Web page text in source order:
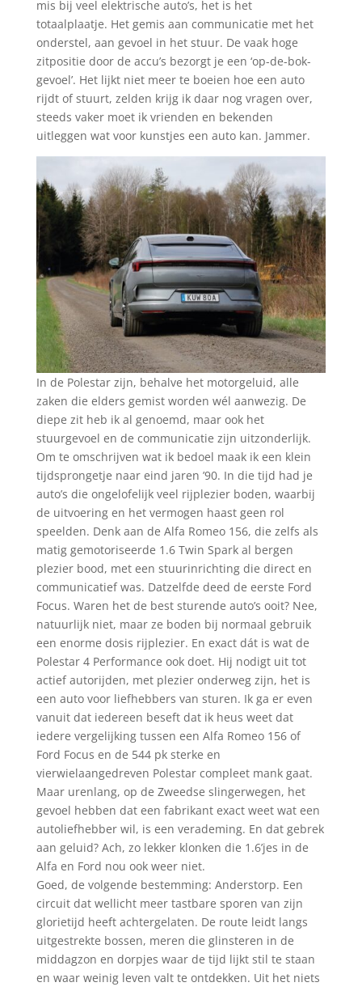
mis bij veel elektrische auto’s, het is het
totaalplaatje. Het gemis aan communicatie met het
onderstel, aan gevoel in het stuur. De vaak hoge
zitpositie door de accu’s bezorgt je een ‘op-de-bok-
gevoel’. Het lijkt niet meer te boeien hoe een auto
rijdt of stuurt, zelden krijg ik daar nog vragen over,
steeds vaker moet ik vrienden en bekenden
uitleggen wat voor kunstjes een auto kan. Jammer.
In de Polestar zijn, behalve het motorgeluid, alle
zaken die elders gemist worden wél aanwezig. De
diepe zit heb ik al genoemd, maar ook het
stuurgevoel en de communicatie zijn uitzonderlijk.
Om te omschrijven wat ik bedoel maak ik een klein
tijdsprongetje naar eind jaren ’90. In die tijd had je
auto’s die ongelofelijk veel rijplezier boden, waarbij
de uitvoering en het vermogen haast geen rol
speelden. Denk aan de Alfa Romeo 156, die zelfs als
matig gemotoriseerde 1.6 Twin Spark al bergen
plezier bood, met een stuurinrichting die direct en
communicatief was. Datzelfde deed de eerste Ford
Focus. Waren het de best sturende auto’s ooit? Nee,
natuurlijk niet, maar ze boden bij normaal gebruik
een enorme dosis rijplezier. En exact dát is wat de
Polestar 4 Performance ook doet. Hij nodigt uit tot
actief autorijden, met plezier onderweg zijn, het is
een auto voor liefhebbers van sturen. Ik ga er even
vanuit dat iedereen beseft dat ik heus weet dat
iedere vergelijking tussen een Alfa Romeo 156 of
Ford Focus en de 544 pk sterke en
vierwielaangedreven Polestar compleet mank gaat.
Maar urenlang, op de Zweedse slingerwegen, het
gevoel hebben dat een fabrikant exact weet wat een
autoliefhebber wil, is een verademing. En dat gebrek
aan geluid? Ach, zo lekker klonken die 1.6’jes in de
Alfa en Ford nou ook weer niet.
Goed, de volgende bestemming: Anderstorp. Een
circuit dat wellicht meer tastbare sporen van zijn
glorietijd heeft achtergelaten. De route leidt langs
uitgestrekte bossen, meren die glinsteren in de
middagzon en dorpjes waar de tijd lijkt stil te staan
en waar weinig leven valt te ontdekken. Uit het niets